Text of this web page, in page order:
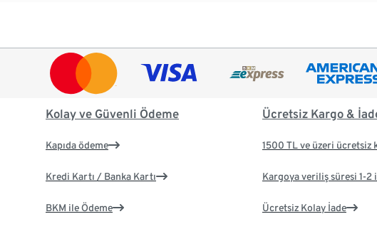
Kolay ve Güvenli Ödeme
Kapıda ödeme
Kredi Kartı / Banka Kartı
BKM ile Ödeme
Ücretsiz Kargo &
1500 TL ve üzeri ücretsiz
Kargoya veriliş süresi 1-2
Ücretsiz Kolay İade